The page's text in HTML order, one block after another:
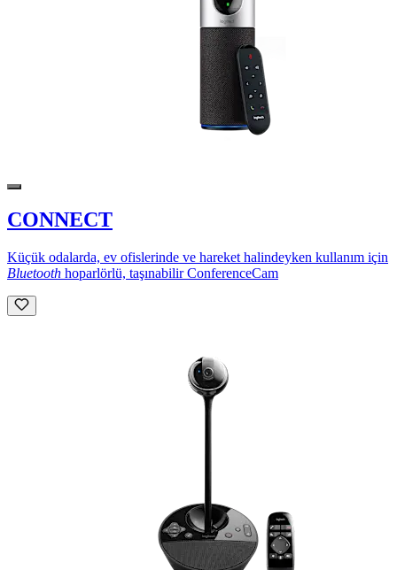
CONNECT
Küçük odalarda, ev ofislerinde ve hareket halindeyken kullanım için
Bluetooth hoparlörlü, taşınabilir ConferenceCam